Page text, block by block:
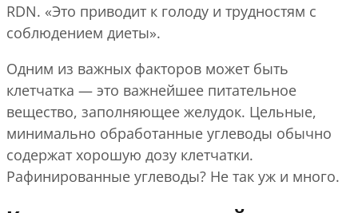
RDN. «Это приводит к голоду и трудностям с
соблюдением диеты».
Одним из важных факторов может быть
клетчатка — это важнейшее питательное
вещество, заполняющее желудок. Цельные,
минимально обработанные углеводы обычно
содержат хорошую дозу клетчатки.
Рафинированные углеводы? Не так уж и много.